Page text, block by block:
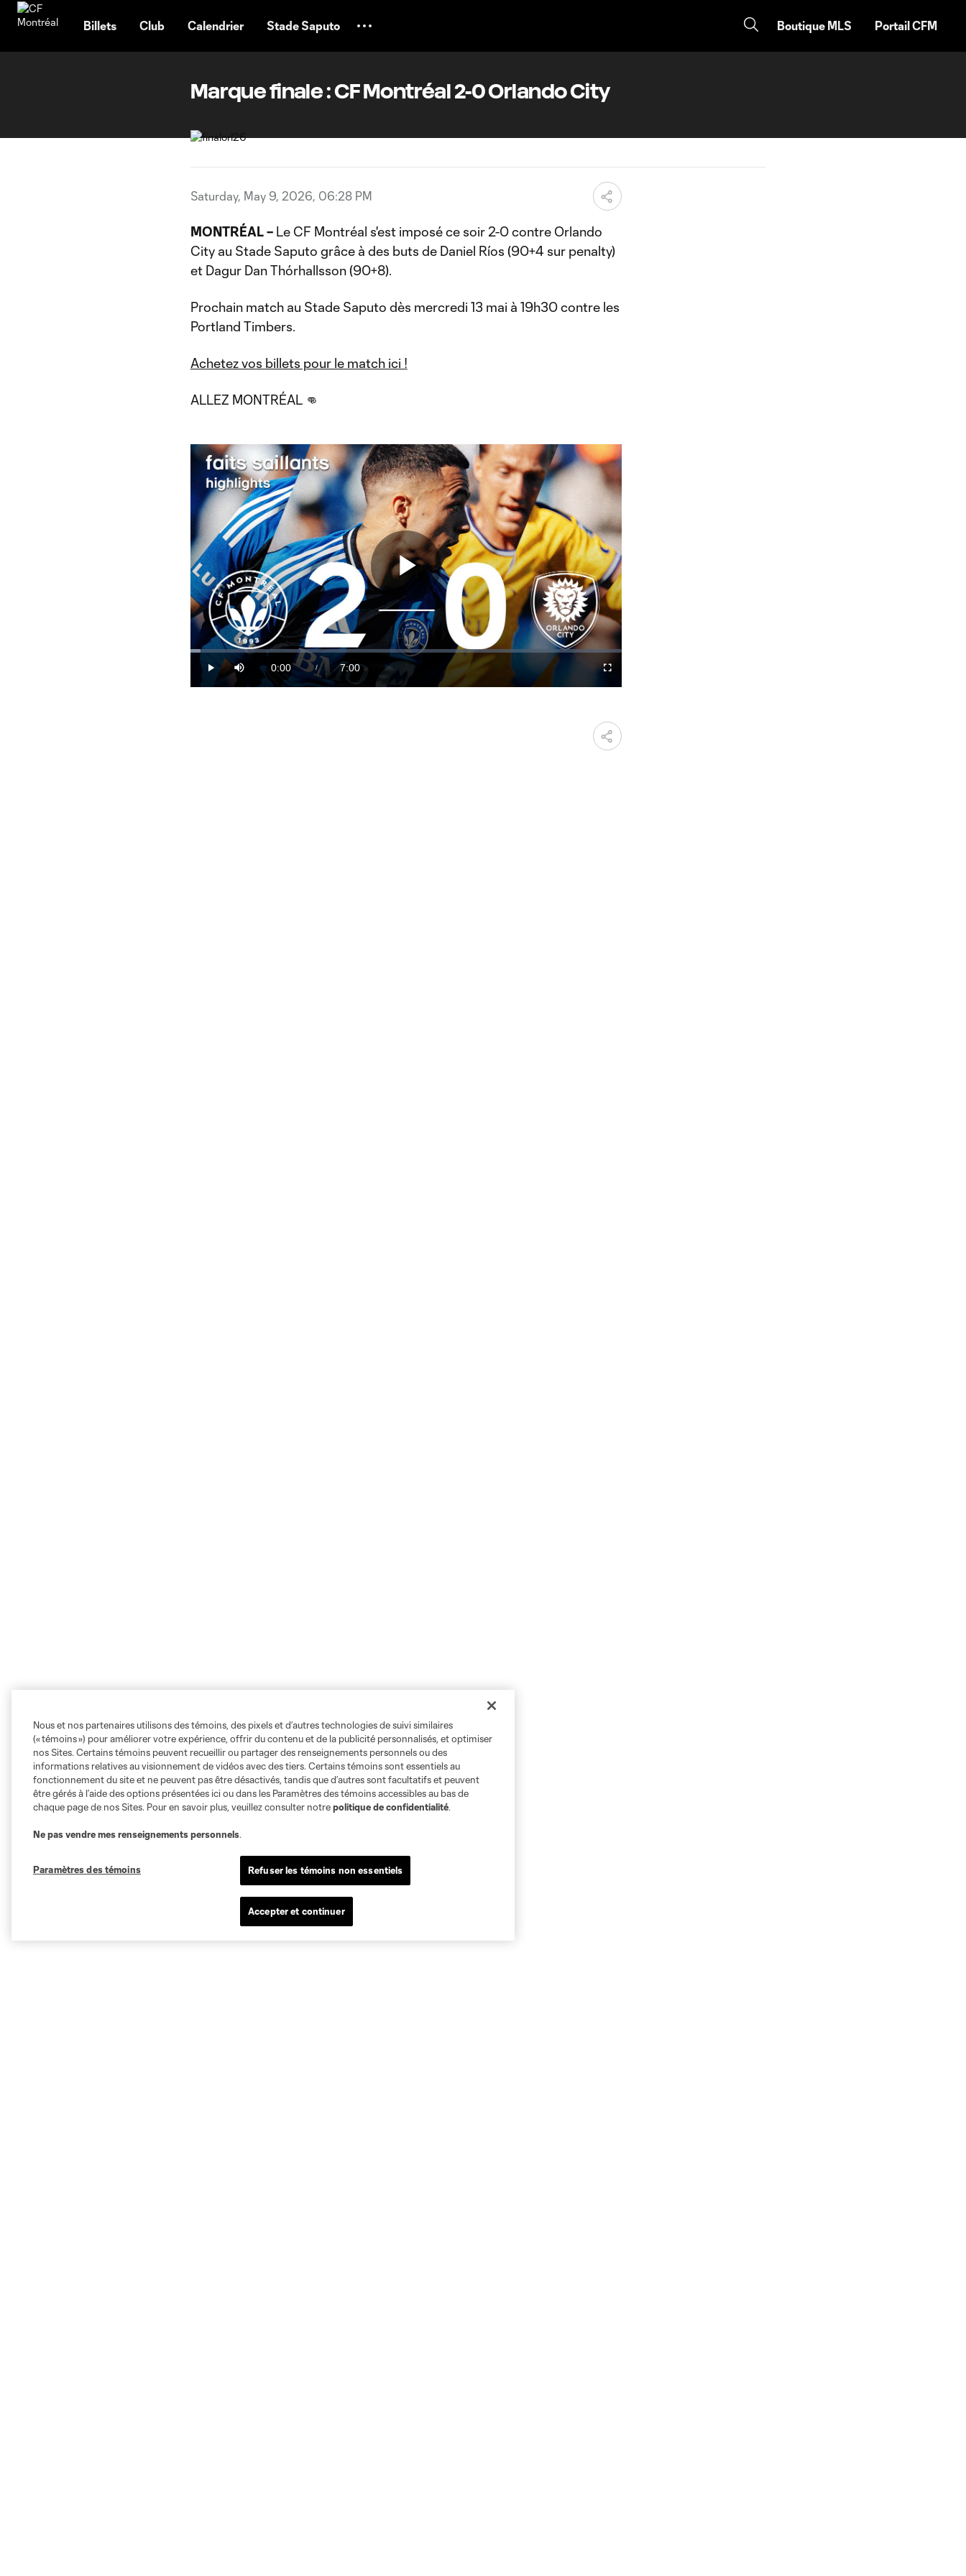
Billets Club Calendrier Stade Saputo Boutique MLS Portail CFM
Marque finale : CF Montréal 2-0 Orlando City
Saturday, May 9, 2026, 06:28 PM
MONTRÉAL –Le CF Montréal s'est imposé ce soir 2-0 contre Orlando
City au Stade Saputo grâce à des buts de Daniel Ríos (90+4 sur penalty)
et Dagur Dan Thórhallsson (90+8).
Prochain match au Stade Saputo dès mercredi 13 mai à 19h30 contre les
Portland Timbers.
Achetez vos billets pour le match ici !
ALLEZ MONTRÉAL 👊
Play
Video
Play Mute
Current
Time
0:00 /
Duration
7:00
Loaded:
Fullscreen
Nous et nos partenaires utilisons des témoins, des pixels et d’autres technologies de suivi similaires
(« témoins ») pour améliorer votre expérience, offrir du contenu et de la publicité personnalisés, et optimiser
nos Sites. Certains témoins peuvent recueillir ou partager des renseignements personnels ou des
informations relatives au visionnement de vidéos avec des tiers. Certains témoins sont essentiels au
fonctionnement du site et ne peuvent pas être désactivés, tandis que d’autres sont facultatifs et peuvent
être gérés à l’aide des options présentées ici ou dans les Paramètres des témoins accessibles au bas de
chaque page de nos Sites. Pour en savoir plus, veuillez consulter notrepolitique de confidentialité.
Ne pas vendre mes renseignements personnels.
Paramètres des témoins Refuser les témoins non essentiels
Accepter et continuer